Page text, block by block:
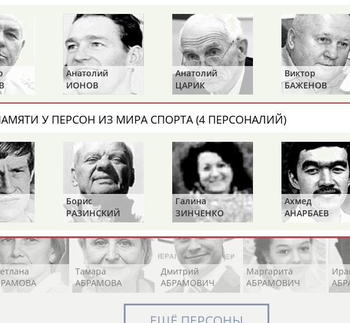
Рустам
АБДУРАШИДОВ
Магомед
АБДУСАЛАМОВ
Нурлан
АБДЫКАЛЫКОВ
Элизабет
Захария
Александр
АБРАМОВ
Павел
АБРАМОВ
Дарья
АБРАМОВА
Екатерина
АБРАМОВА
Тамара
АБРАМОВА
Дмитрий
АБРАМОВИЧ
Маргарита
АБРАМОВИЧ
Анатолий
ИОНОВ
Анатолий
ЦАРИК
Виктор
БАЖЕНОВ
У ПЕРСОН ИЗ МИРА СПОРТА (4 ПЕРСОНАЛИЙ)
Борис
РАЗИНСКИЙ
Галина
ЗИНЧЕНКО
Ахмед
АНАРБАЕВ